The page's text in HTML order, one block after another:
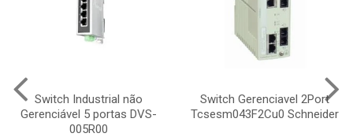
Switch Industrial não
Gerenciável 5 portas DVS-
005R00
Switch Gerenciavel 2Port
Tcsesm043F2Cu0 Schneider